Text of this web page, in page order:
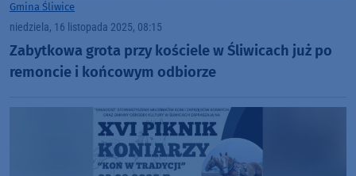
Gmina Śliwice
niedziela, 16 listopada 2025, 08:15
Zabytkowa grota przy kościele w Śliwicach już po
remoncie i końcowym odbiorze